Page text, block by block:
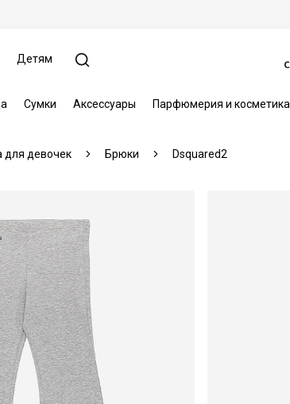
Детям
Сумки Аксессуары Парфюмерия и косметика
девочек Брюки Dsquared2